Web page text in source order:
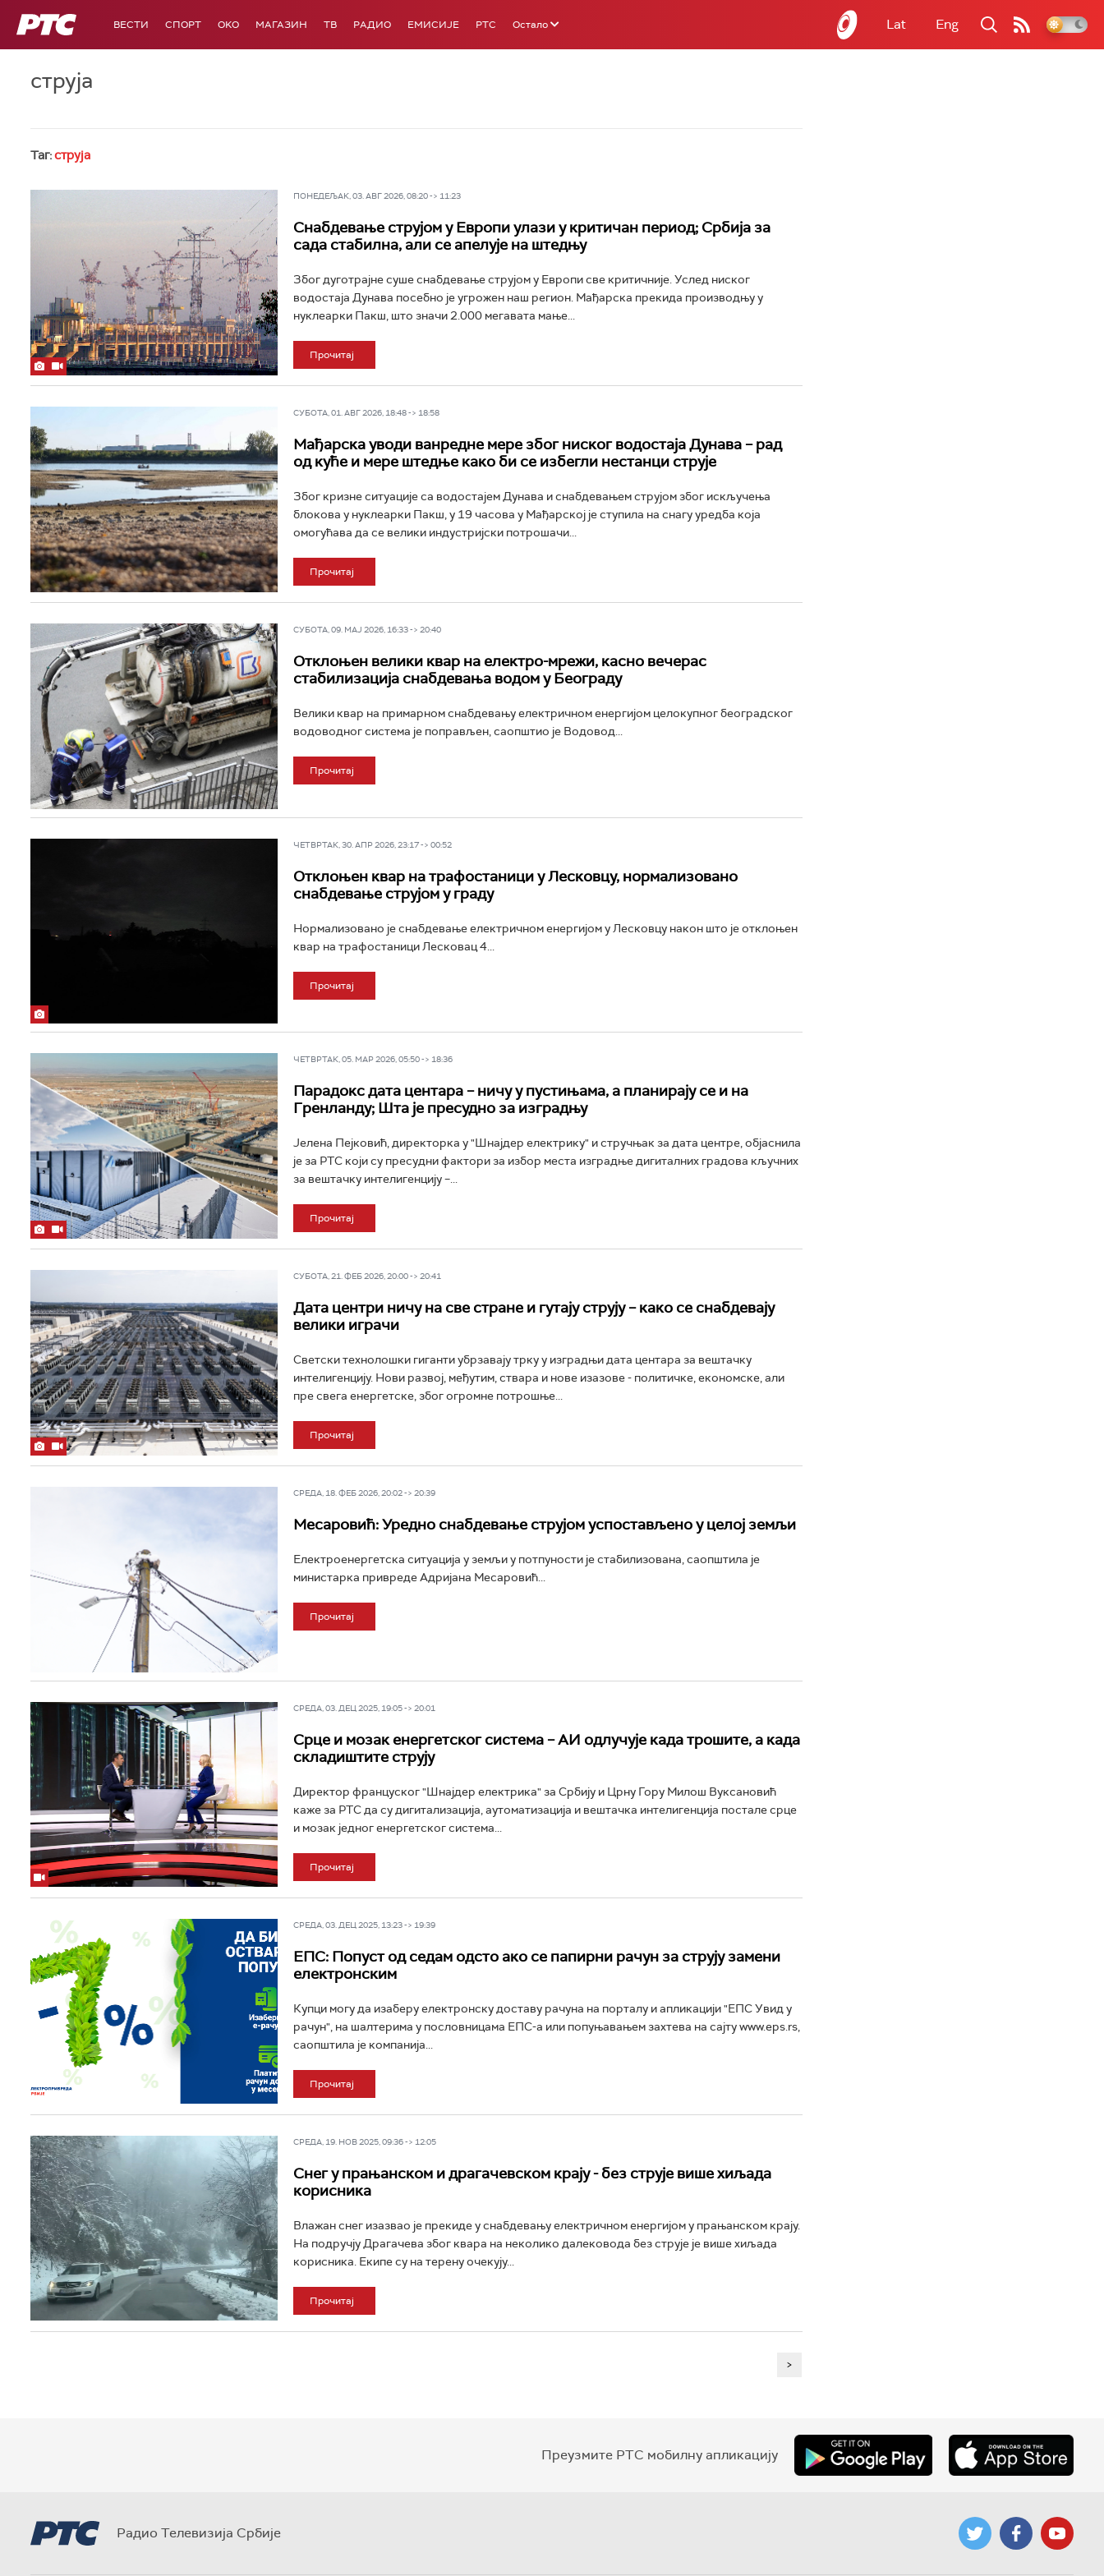
РТС ВЕСТИ СПОРТ OKO МАГАЗИН ТВ РАДИО ЕМИСИЈЕ РТС Остало Lat Eng
струја
Таг:струја
ПОНЕДЕЉАК, 03. АВГ 2026, 08:20 -> 11:23
Снабдевање струјом у Европи улази у критичан период; Србија за
сада стабилна, али се апелује на штедњу
Због дуготрајне суше снабдевање струјом у Европи све критичније. Услед ниског
водостаја Дунава посебно је угрожен наш регион. Мађарска прекида производњу у
нуклеарки Пакш, што значи 2.000 мегавата мање...
Прочитај
СУБОТА, 01. АВГ 2026, 18:48 -> 18:58
Мађарска уводи ванредне мере због ниског водостаја Дунава – рад
од куће и мере штедње како би се избегли нестанци струје
Због кризне ситуације са водостајем Дунава и снабдевањем струјом због искључења
блокова у нуклеарки Пакш, у 19 часова у Мађарској је ступила на снагу уредба која
омогућава да се велики индустријски потрошачи...
Прочитај
СУБОТА, 09. МАЈ 2026, 16:33 -> 20:40
Отклоњен велики квар на електро-мрежи, касно вечерас
стабилизација снабдевања водом у Београду
Велики квар на примарном снабдевању електричном енергијом целокупног београдског
водоводног система је поправљен, саопштио је Водовод...
Прочитај
ЧЕТВРТАК, 30. АПР 2026, 23:17 -> 00:52
Отклоњен квар на трафостаници у Лесковцу, нормализовано
снабдевање струјом у граду
Нормализовано је снабдевање електричном енергијом у Лесковцу након што је отклоњен
квар на трафостаници Лесковац 4...
Прочитај
ЧЕТВРТАК, 05. МАР 2026, 05:50 -> 18:36
Парадокс дата центара – ничу у пустињама, а планирају се и на
Гренланду; Шта је пресудно за изградњу
Јелена Пејковић, директорка у "Шнајдер електрику" и стручњак за дата центре, објаснила
је за РТС који су пресудни фактори за избор места изградње дигиталних градова кључних
за вештачку интелигенцију –...
Прочитај
СУБОТА, 21. ФЕБ 2026, 20:00 -> 20:41
Дата центри ничу на све стране и гутају струју – како се снабдевају
велики играчи
Светски технолошки гиганти убрзавају трку у изградњи дата центара за вештачку
интелигенцију. Нови развој, међутим, ствара и нове изазове - политичке, економске, али
пре свега енергетске, због огромне потрошње...
Прочитај
СРЕДА, 18. ФЕБ 2026, 20:02 -> 20:39
Месаровић: Уредно снабдевање струјом успостављено у целој земљи
Електроенергетска ситуација у земљи у потпуности је стабилизована, саопштила је
министарка привреде Адријана Месаровић...
Прочитај
СРЕДА, 03. ДЕЦ 2025, 19:05 -> 20:01
Срце и мозак енергетског система – АИ одлучује када трошите, а када
складиштите струју
Директор француског "Шнајдер електрика" за Србију и Црну Гору Милош Вуксановић
каже за РТС да су дигитализација, аутоматизација и вештачка интелигенција постале срце
и мозак једног енергетског система...
Прочитај
СРЕДА, 03. ДЕЦ 2025, 13:23 -> 19:39
ЕПС: Попуст од седам одсто ако се папирни рачун за струју замени
електронским
Купци могу да изаберу електронску доставу рачуна на порталу и апликацији "ЕПС Увид у
рачун", на шалтерима у пословницама ЕПС-а или попуњавањем захтева на сајту www.eps.rs,
саопштила је компанија...
Прочитај
СРЕДА, 19. НОВ 2025, 09:36 -> 12:05
Снег у прањанском и драгачевском крају - без струје више хиљада
корисника
Влажан снег изазвао је прекиде у снабдевању електричном енергијом у прањанском крају.
На подручју Драгачева због квара на неколико далековода без струје је више хиљада
корисника. Екипе су на терену очекују...
Прочитај
>
Преузмите РТС мобилну апликацију
Радио Телевизија Србије